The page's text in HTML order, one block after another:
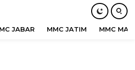
JABAR MMC JATIM MMC